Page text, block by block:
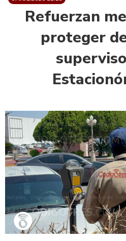
Refuerzan
proteger